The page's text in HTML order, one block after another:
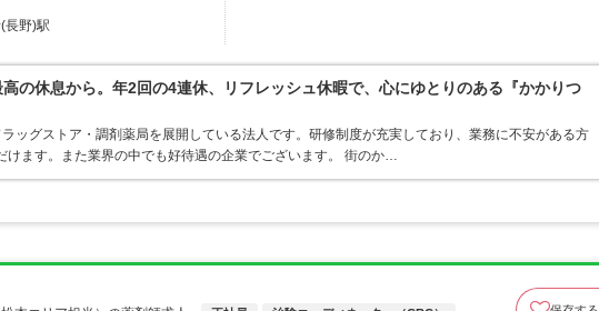
長野)駅
の休息から。年2回の4連休、リフレッシュ休暇で、心にゆとりのある『かかりつ
ッグストア・調剤薬局を展開している法人です。研修制度が充実しており、業務に不安がある方
けます。また業界の中でも好待遇の企業でございます。 街のか…